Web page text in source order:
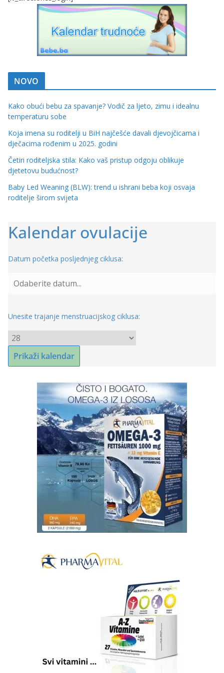
j
k
e
i
u
d
n
i
c
e
NOVO
Kako obući bebu za spavanje? Vodič za ljeto, zimu i idealnu
temperaturu sobe
Koja imena su roditelji u BiH najčešće davali djevojčicama i
dječacima rođenim u 2025. godini
Četiri roditeljska stila: Kako vaš pristup odgoju oblikuje
djetetovu budućnost?
Baby Led Weaning (BLW): trend u ishrani beba koji osvaja
roditelje širom svijeta
Kalendar ovulacije
Datum početka posljednjeg ciklusa:
Unesite trajanje menstruacijskog ciklusa: